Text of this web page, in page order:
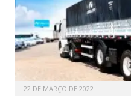
22 DE MARÇO DE 2022